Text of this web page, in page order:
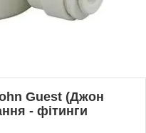
Guest (Джон
- фітинги